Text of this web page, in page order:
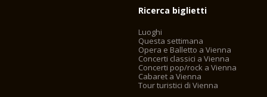
Ricerca biglietti
Luoghi
Questa settimana
Opera e Balletto a Vienna
Concerti classici a Vienna
Concerti pop/rock a Vienna
Cabaret a Vienna
Tour turistici di Vienna